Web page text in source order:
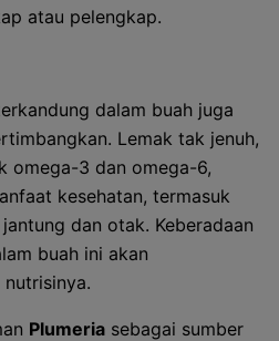
atau pelengkap.
dalam buah juga
Lemak tak jenuh,
omega-3 dan omega-6,
kesehatan, termasuk
dan otak. Keberadaan
buah ini akan
Plumeria sebagai sumber